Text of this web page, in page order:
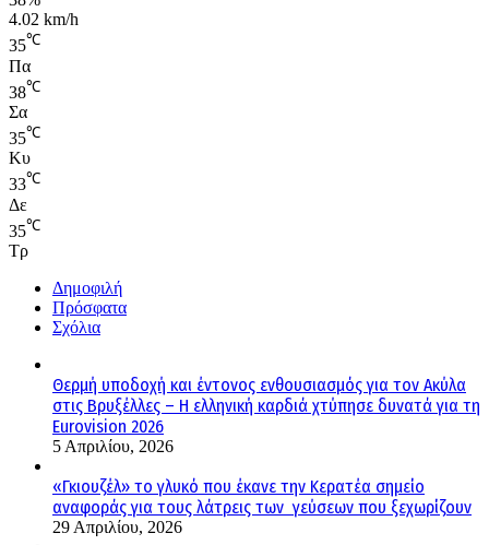
4.02 km/h
35℃
Πα
38℃
Σα
35℃
Κυ
33℃
Δε
35℃
Τρ
Δημοφιλή
Πρόσφατα
Σχόλια
Θερμή υποδοχή και έντονος ενθουσιασμός για τον Ακύλα
στις Βρυξέλλες – Η ελληνική καρδιά χτύπησε δυνατά για τη
Eurovision 2026
5 Απριλίου, 2026
«Γκιουζέλ» το γλυκό που έκανε την Κερατέα σημείο
αναφοράς για τους λάτρεις των γεύσεων που ξεχωρίζουν
29 Απριλίου, 2026